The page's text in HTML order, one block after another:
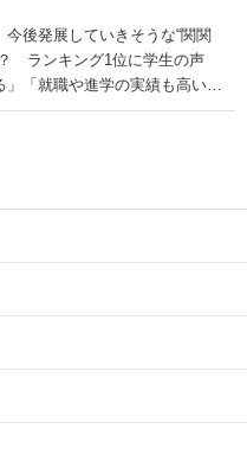
後発展していきそうな“関関
ランキング1位に学生の声
「就職や進学の実績も高い」